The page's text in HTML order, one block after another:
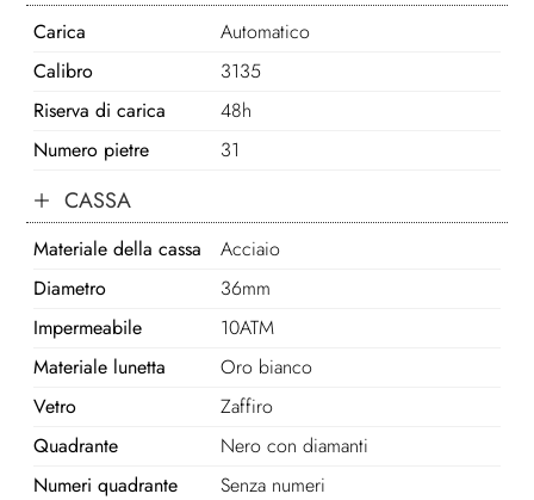
Carica
Automatico
Calibro
3135
Riserva di carica
48h
Numero pietre
31
CASSA
Materiale della cassa
Acciaio
Diametro
36mm
Impermeabile
10ATM
Materiale lunetta
Oro bianco
Vetro
Zaffiro
Quadrante
Nero con diamanti
Numeri quadrante
Senza numeri